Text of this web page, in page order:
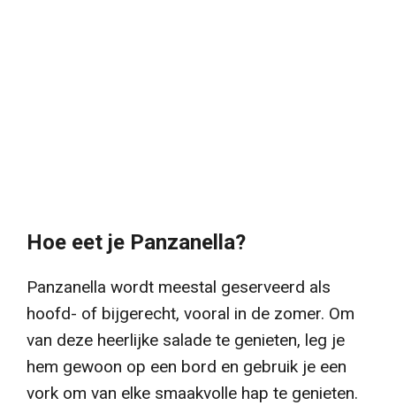
Hoe eet je Panzanella?
Panzanella wordt meestal geserveerd als
hoofd- of bijgerecht, vooral in de zomer. Om
van deze heerlijke salade te genieten, leg je
hem gewoon op een bord en gebruik je een
vork om van elke smaakvolle hap te genieten.